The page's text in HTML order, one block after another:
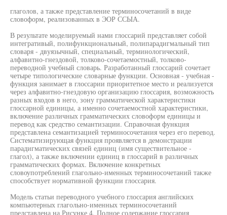
глаголов, а также представление терминосочетаний в виде
словоформ, реализованных в ЭОР ССЫА.
В результате моделируемый нами глоссарий представляет собой
интегративый, полифункциональный, полипарадигмальный тип
словаря - двуязычный, специальный, терминологический,
алфавитно-гнездовой, толково-сочетаемостный, толково-
переводной учебный словарь. Разработанный глоссарий сочетает
четыре типологические словарные функции. Основная - учебная -
функция занимает в глоссарии приоритетное место и реализуется
через алфавитно-гнездовую организацию глоссария, возможность
разных входов в него, зону грамматической характеристики
глоссарной единицы, а именно сочетаемостной характеристики,
включение различных грамматических словоформ единицы и
перевод как средство семантизации. Справочная функция
представлена семантизацией терминосочетания через его перевод.
Систематизирующая функция проявляется в демонстрации
парадигматических связей единиц (имя существительное -
глагол), а также включении единиц в глоссарий в различных
грамматических формах. Включение конкретных
словоупотреблений глагольно-именных терминосочетаний также
способствует нормативной функции глоссария.
Модель статьи переводного учебного глоссария английских
компьютерных глагольно-именных терминосочетаний
представлена на Рисунке 4. Полное содержание глоссария